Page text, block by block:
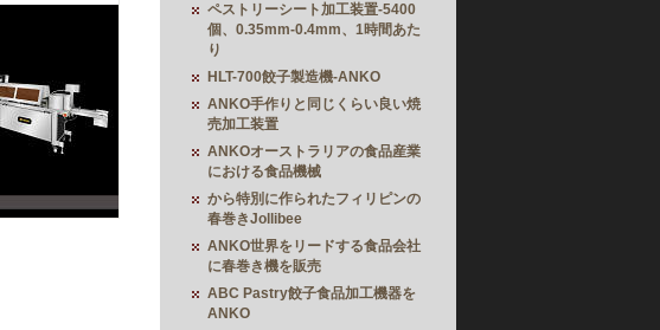
ペストリーシート加工装置-5400
個、0.35mm-0.4mm、1時間あた
り
HLT-700餃子製造機-ANKO
ANKO手作りと同じくらい良い焼
売加工装置
ANKOオーストラリアの食品産業
における食品機械
から特別に作られたフィリピンの
春巻きJollibee
ANKO世界をリードする食品会社
に春巻き機を販売
ABC Pastry餃子食品加工機器を
ANKO